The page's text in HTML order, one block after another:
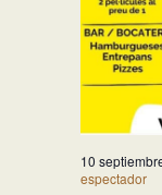
10
espectador